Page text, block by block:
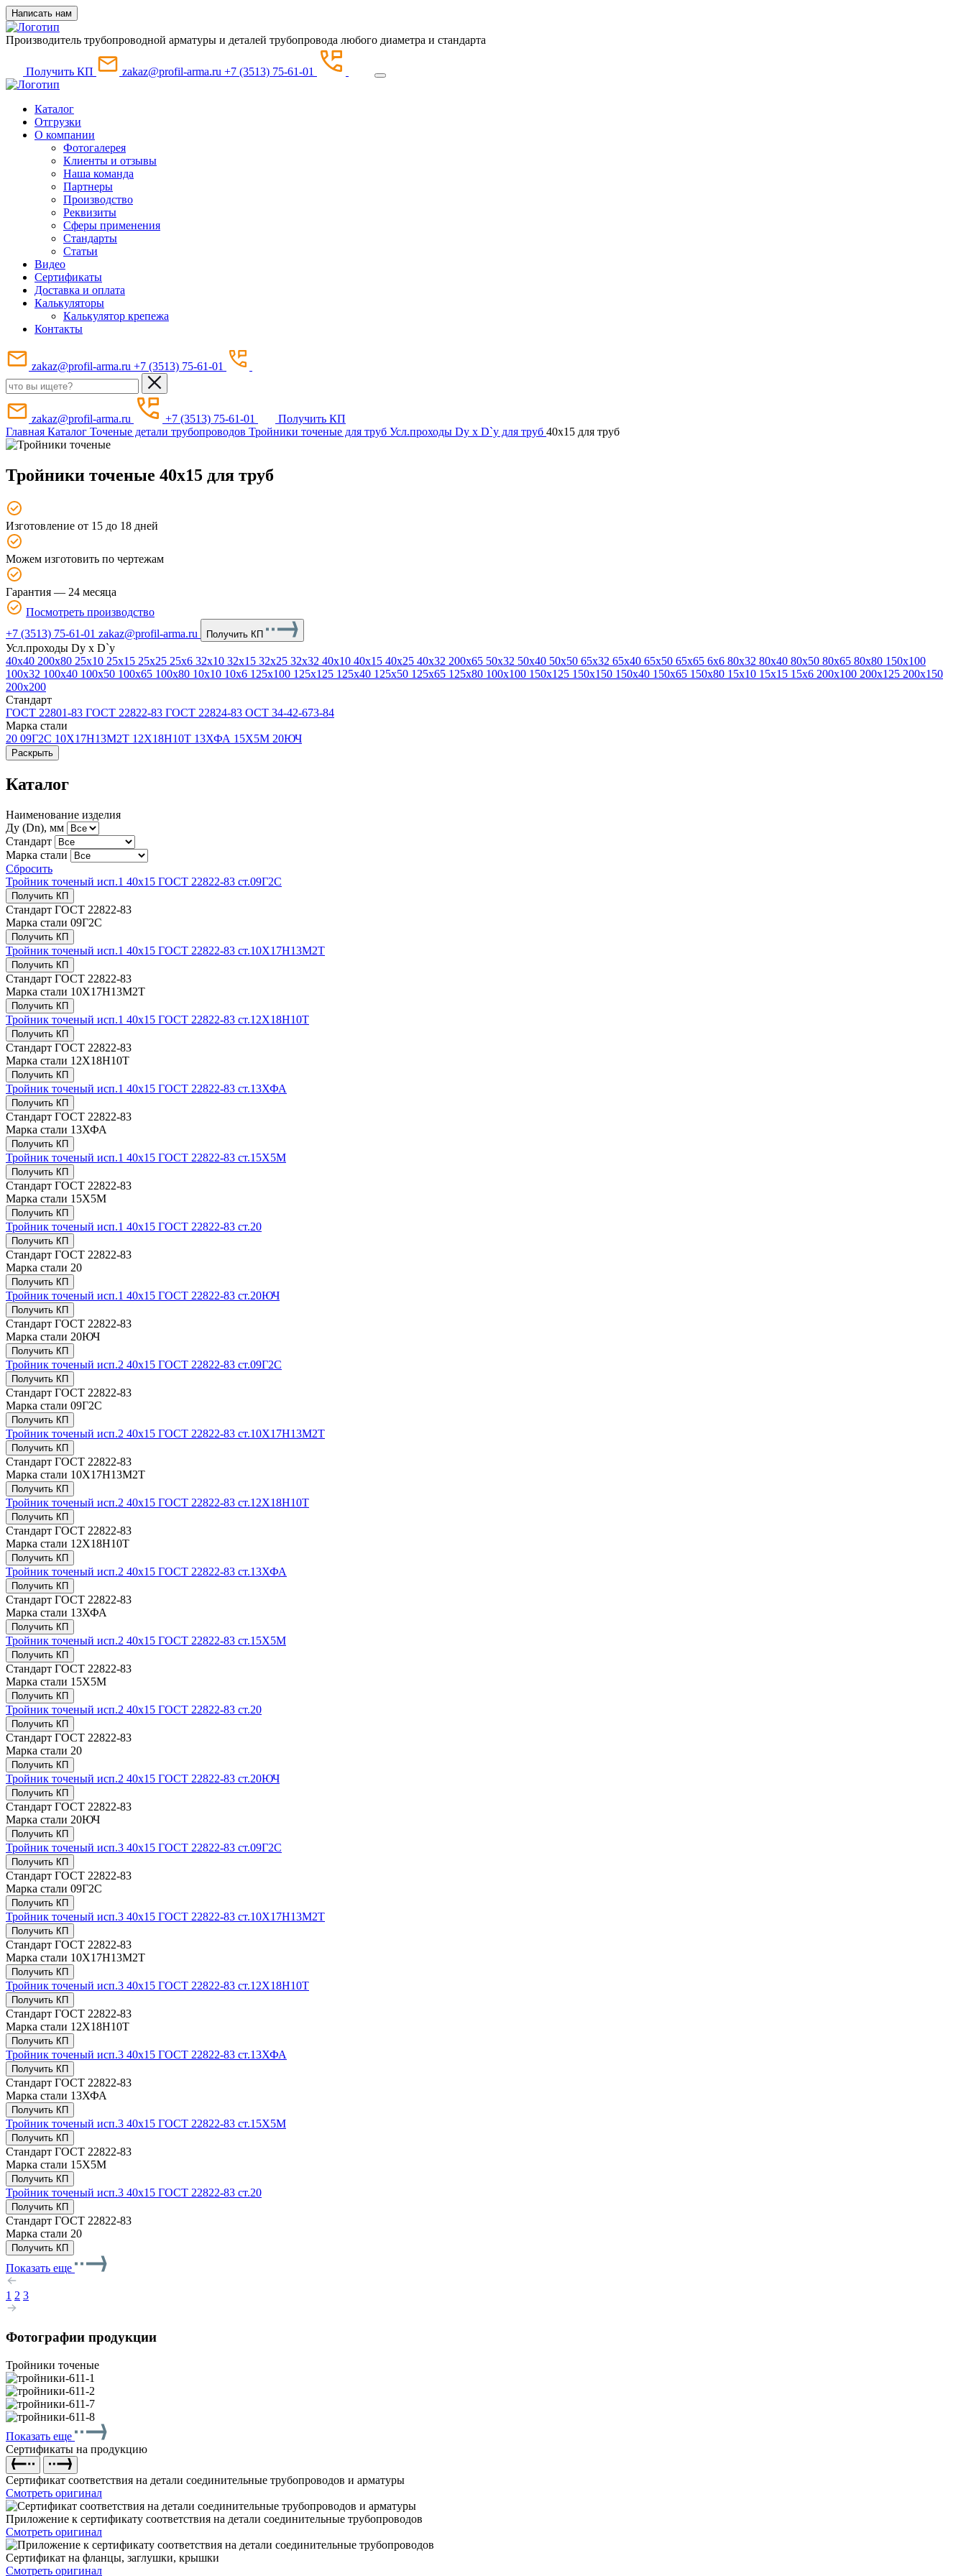
Написать нам
Производитель трубопроводной арматуры и деталей трубопровода любого диаметра и стандарта
Получить КП zakaz@profil-arma.ru +7 (3513) 75-61-01
Каталог
Отгрузки
О компании
Фотогалерея
Клиенты и отзывы
Наша команда
Партнеры
Производство
Реквизиты
Сферы применения
Стандарты
Статьи
Видео
Сертификаты
Доставка и оплата
Калькуляторы
Калькулятор крепежа
Контакты
zakaz@profil-arma.ru +7 (3513) 75-61-01
zakaz@profil-arma.ru +7 (3513) 75-61-01
Получить КП
Главная Каталог Точеные детали трубопроводов Тройники точеные для труб Усл.проходы Dy х D`y для труб 40x15 для труб
Тройники точеные 40x15 для труб
Изготовление от 15 до 18 дней
Можем изготовить по чертежам
Гарантия — 24 месяца
Посмотреть производство
+7 (3513) 75-61-01 zakaz@profil-arma.ru Получить КП
Усл.проходы Dy х D`y
40x40 200x80 25x10 25x15 25x25 25x6 32x10 32x15 32x25 32x32 40x10 40x15 40x25 40x32 200x65 50x32 50x40 50x50 65x32 65x40 65x50 65x65 6x6 80x32 80x40 80x50 80x65 80x80 150x100
100x32 100x40 100x50 100x65 100x80 10x10 10x6 125x100 125x125 125x40 125x50 125x65 125x80 100x100 150x125 150x150 150x40 150x65 150x80 15x10 15x15 15x6 200x100 200x125 200x150
200x200
Стандарт
ГОСТ 22801-83 ГОСТ 22822-83 ГОСТ 22824-83 ОСТ 34-42-673-84
Марка стали
20 09Г2С 10Х17Н13М2Т 12Х18Н10Т 13ХФА 15Х5М 20ЮЧ
Раскрыть
Каталог
Наименование изделия
Ду (Dn), мм
Стандарт
Марка стали
Сбросить
Тройник точеный исп.1 40х15 ГОСТ 22822-83 ст.09Г2С
Получить КП
Стандарт ГОСТ 22822-83
Марка стали 09Г2С
Получить КП
Тройник точеный исп.1 40х15 ГОСТ 22822-83 ст.10Х17Н13М2Т
Получить КП
Стандарт ГОСТ 22822-83
Марка стали 10Х17Н13М2Т
Получить КП
Тройник точеный исп.1 40х15 ГОСТ 22822-83 ст.12Х18Н10Т
Получить КП
Стандарт ГОСТ 22822-83
Марка стали 12Х18Н10Т
Получить КП
Тройник точеный исп.1 40х15 ГОСТ 22822-83 ст.13ХФА
Получить КП
Стандарт ГОСТ 22822-83
Марка стали 13ХФА
Получить КП
Тройник точеный исп.1 40х15 ГОСТ 22822-83 ст.15Х5М
Получить КП
Стандарт ГОСТ 22822-83
Марка стали 15Х5М
Получить КП
Тройник точеный исп.1 40х15 ГОСТ 22822-83 ст.20
Получить КП
Стандарт ГОСТ 22822-83
Марка стали 20
Получить КП
Тройник точеный исп.1 40х15 ГОСТ 22822-83 ст.20ЮЧ
Получить КП
Стандарт ГОСТ 22822-83
Марка стали 20ЮЧ
Получить КП
Тройник точеный исп.2 40х15 ГОСТ 22822-83 ст.09Г2С
Получить КП
Стандарт ГОСТ 22822-83
Марка стали 09Г2С
Получить КП
Тройник точеный исп.2 40х15 ГОСТ 22822-83 ст.10Х17Н13М2Т
Получить КП
Стандарт ГОСТ 22822-83
Марка стали 10Х17Н13М2Т
Получить КП
Тройник точеный исп.2 40х15 ГОСТ 22822-83 ст.12Х18Н10Т
Получить КП
Стандарт ГОСТ 22822-83
Марка стали 12Х18Н10Т
Получить КП
Тройник точеный исп.2 40х15 ГОСТ 22822-83 ст.13ХФА
Получить КП
Стандарт ГОСТ 22822-83
Марка стали 13ХФА
Получить КП
Тройник точеный исп.2 40х15 ГОСТ 22822-83 ст.15Х5М
Получить КП
Стандарт ГОСТ 22822-83
Марка стали 15Х5М
Получить КП
Тройник точеный исп.2 40х15 ГОСТ 22822-83 ст.20
Получить КП
Стандарт ГОСТ 22822-83
Марка стали 20
Получить КП
Тройник точеный исп.2 40х15 ГОСТ 22822-83 ст.20ЮЧ
Получить КП
Стандарт ГОСТ 22822-83
Марка стали 20ЮЧ
Получить КП
Тройник точеный исп.3 40х15 ГОСТ 22822-83 ст.09Г2С
Получить КП
Стандарт ГОСТ 22822-83
Марка стали 09Г2С
Получить КП
Тройник точеный исп.3 40х15 ГОСТ 22822-83 ст.10Х17Н13М2Т
Получить КП
Стандарт ГОСТ 22822-83
Марка стали 10Х17Н13М2Т
Получить КП
Тройник точеный исп.3 40х15 ГОСТ 22822-83 ст.12Х18Н10Т
Получить КП
Стандарт ГОСТ 22822-83
Марка стали 12Х18Н10Т
Получить КП
Тройник точеный исп.3 40х15 ГОСТ 22822-83 ст.13ХФА
Получить КП
Стандарт ГОСТ 22822-83
Марка стали 13ХФА
Получить КП
Тройник точеный исп.3 40х15 ГОСТ 22822-83 ст.15Х5М
Получить КП
Стандарт ГОСТ 22822-83
Марка стали 15Х5М
Получить КП
Тройник точеный исп.3 40х15 ГОСТ 22822-83 ст.20
Получить КП
Стандарт ГОСТ 22822-83
Марка стали 20
Получить КП
Показать еще
1 2 3
Фотографии продукции
Тройники точеные
Показать еще
Сертификаты на продукцию
Сертификат соответствия на детали соединительные трубопроводов и арматуры
Смотреть оригинал
Приложение к сертификату соответствия на детали соединительные трубопроводов
Смотреть оригинал
Сертификат на фланцы, заглушки, крышки
Смотреть оригинал